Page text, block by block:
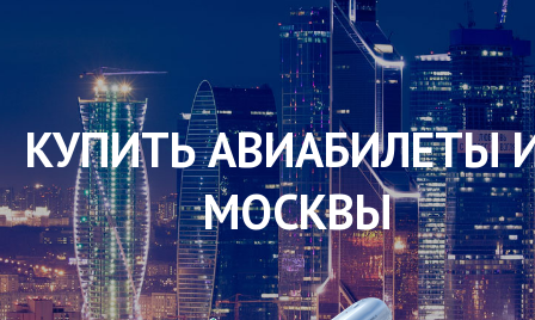
КУПИТЬ АВИАБИЛЕТЫ
МОСКВЫ